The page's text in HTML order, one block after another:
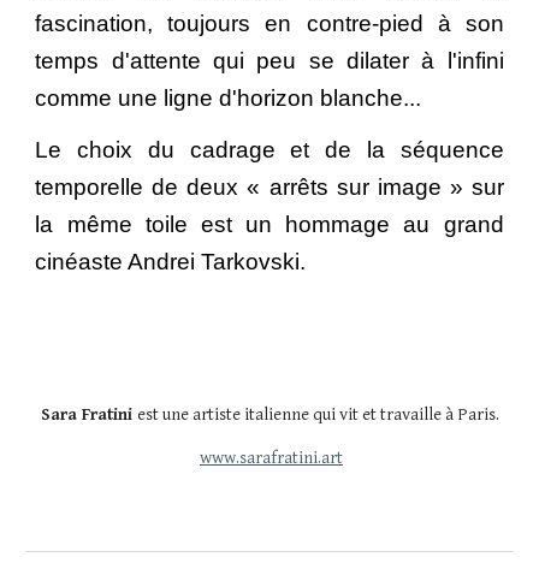
fascination, toujours en contre-pied à son
temps d'attente qui peu se dilater à l'infini
comme une ligne d'horizon blanche...
Le choix du cadrage et de la séquence
temporelle de deux « arrêts sur image » sur
la
même toile est un hommage au grand
cinéaste Andrei Tarkovski.
Sara Fratini est une artiste italienne qui vit et travaille à Paris.
www.sarafratini.art